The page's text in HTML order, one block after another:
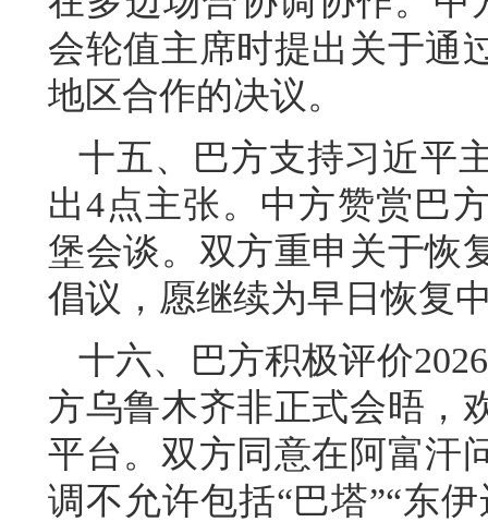
会轮值主席时提出关于通
地区合作的决议。
十五、巴方支持习近平
出4点主张。中方赞赏巴
堡会谈。双方重申关于恢
倡议，愿继续为早日恢复
十六、巴方积极评价
方乌鲁木齐非正式会晤，
平台。双方同意在阿富汗
调不允许包括“巴塔”“东